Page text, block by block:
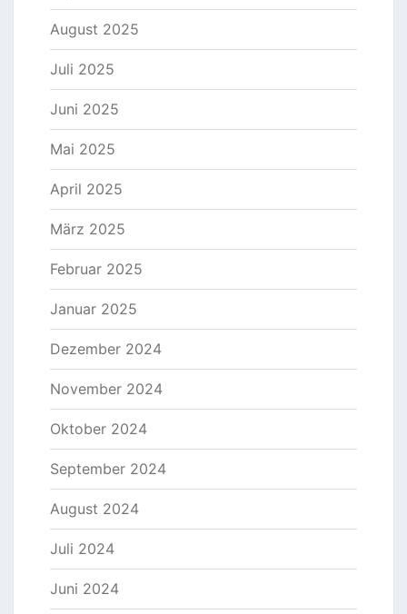
August 2025
Juli 2025
Juni 2025
Mai 2025
April 2025
März 2025
Februar 2025
Januar 2025
Dezember 2024
November 2024
Oktober 2024
September 2024
August 2024
Juli 2024
Juni 2024